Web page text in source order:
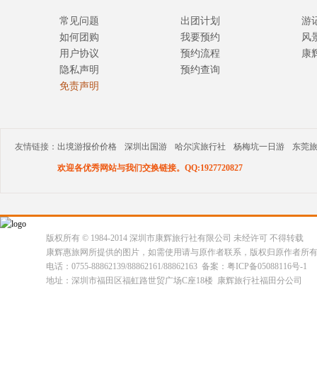
常见问题
如何团购
用户协议
隐私声明
免责声明
出团计划
我要预约
预约流程
预约查询
游
风
康
友情链接： 出境游报价价格 深圳出国游 哈尔滨旅行社 杨梅坑一日游 东莞
欢迎各优秀网站与我们交换链接。QQ:1927720827
版权所有 © 1984-2014 深圳市康辉旅行社有限公司 未经许可 不得转载
康辉惠旅网所提供的图片，如需使用请与原作者联系，版权归原作者所
电话：0755-88862139/88862161/88862163 备案：粤ICP备05088116号-1
地址：深圳市福田区福虹路世贸广场C座18楼 康辉旅行社福田分公司